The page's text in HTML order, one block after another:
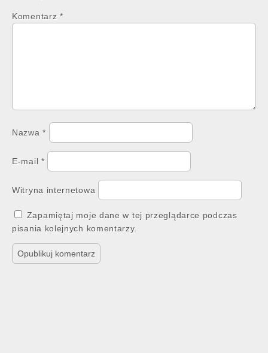
Komentarz *
Nazwa*
E-mail *
Witryna internetowa
Zapamiętaj moje dane w tej przeglądarce podczas
pisania kolejnych komentarzy.